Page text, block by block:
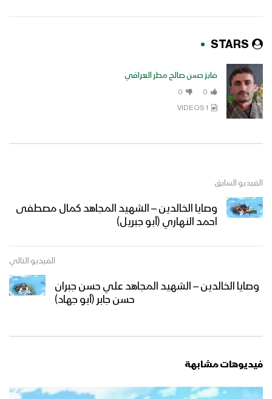
STARS
فايز حسن صالح مطر العراقي
0
0
1 VIDEOS
الفيديو السابق
وصايا الخالدين – الشهيد المجاهد كمال مصطفى
احمد النهاري (أبو جبريل)
الفيديو التالي
وصايا الخالدين – الشهيد المجاهد علي حسن جبران
حسن جابر (أبو جهاد)
فيديوهات مشابهة